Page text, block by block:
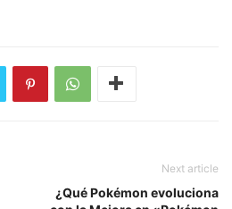
Next article
¿Qué Pokémon evoluciona